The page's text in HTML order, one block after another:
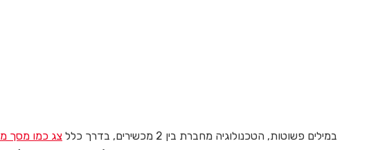
במילים פשוטות, הטכנולוגיה מחברת בין 2 מכשירים, בדרך כלל צג כמו מסך